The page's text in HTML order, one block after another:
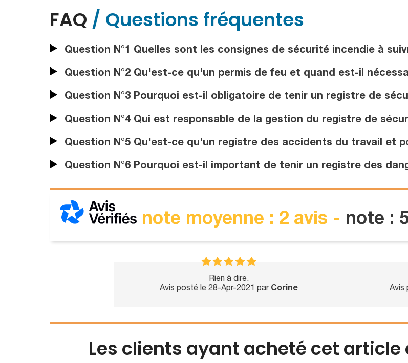
FAQ / Questions fréquentes
Question N°1 Quelles sont les consignes de sécurité incendie à
Question N°2 Qu'est-ce qu'un permis de feu et quand est-il
Question N°3 Pourquoi est-il obligatoire de tenir un registre de
Question N°4 Qui est responsable de la gestion du registre de
Question N°5 Qu'est-ce qu'un registre des accidents du travail et
Question N°6 Pourquoi est-il important de tenir un registre des
note moyenne : 2 avis - note :
Rien à dire.
Avis posté le 28-Apr-2021 par Corine
Avis
Les clients ayant acheté cet